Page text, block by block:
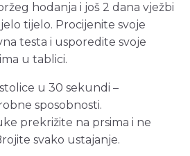
hodanja i još 2 dana vježbi
tijelo. Procijenite svoje
testa i usporedite svoje
u tablici.
u 30 sekundi –
sposobnosti.
prekrižite na prsima i ne
svako ustajanje.